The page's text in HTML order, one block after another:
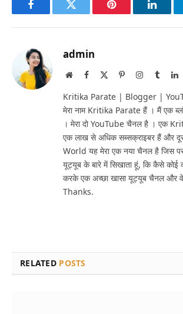
FacebookTwitter Pinterest
admin
WebsiteFacebook PinterestInstagram
Tumblr
Kritika Parate | Blogger |
मेरा नाम Kritika Parate हैं । मैं एक
। मेरा दो YouTube चैनल है । एक
एक लाख से अधिक सब्सक्राइबर हैं और
World यह मेरा एक नया चैनल है जिस पर
यूट्यूब के बारे में सिखाता हूं, कि कैसे कोई
करके एक अच्छा खासा यूट्यूब चैनल और
Thanks.
RELATED POSTS